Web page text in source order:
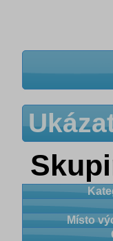
Místo